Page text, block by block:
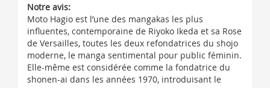
Notre avis:
Moto Hagio est l’une des mangakas les plus
influentes, contemporaine de Riyoko Ikeda et sa Rose
de Versailles, toutes les deux refondatrices du shojo
moderne, le manga sentimental pour public féminin.
Elle-même est considérée comme la fondatrice du
shonen-ai dans les années 1970, introduisant le